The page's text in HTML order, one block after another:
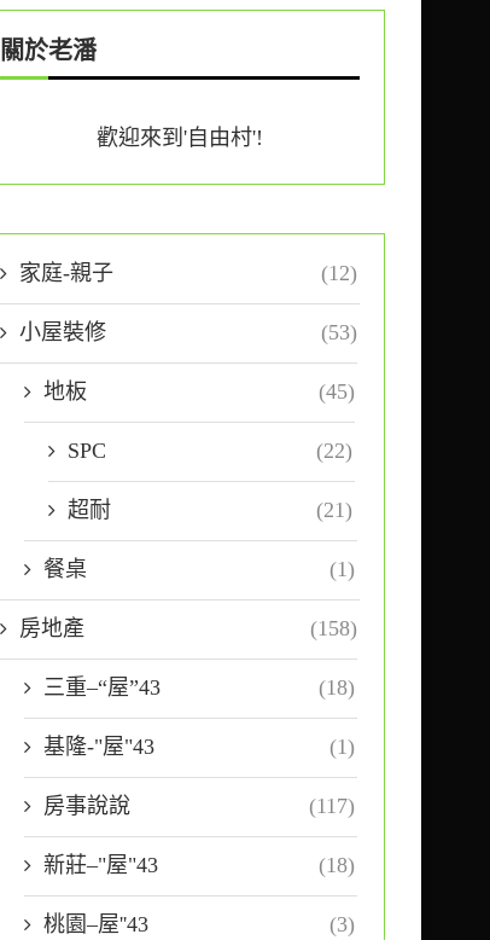
關於老潘
歡迎來到'自由村'!
家庭-親子 (12)
小屋裝修 (53)
地板 (45)
SPC (22)
超耐 (21)
餐桌 (1)
房地產 (158)
三重–“屋”43 (18)
基隆-"屋"43 (1)
房事說說 (117)
新莊–"屋"43 (18)
桃園–屋''43 (3)